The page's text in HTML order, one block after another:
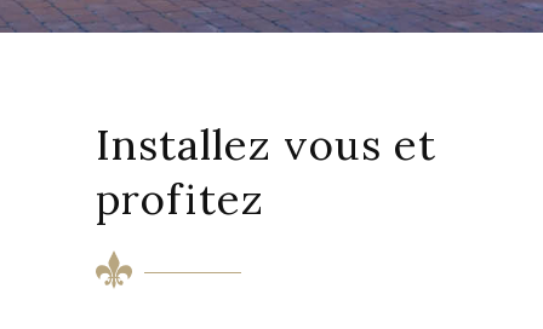
Installez vous et
profitez